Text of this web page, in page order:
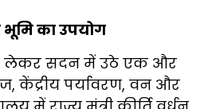
का उपयोग
लेकर सदन में उठे एक और
पर्यावरण, वन और